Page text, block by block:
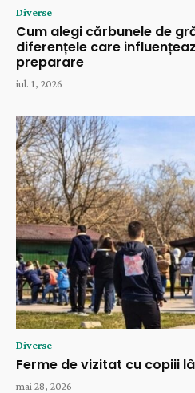
Diverse
Cum alegi cărbunele de
diferențele care
preparare
iul. 1, 2026
Diverse
Ferme de vizitat cu copiii
mai 28, 2026